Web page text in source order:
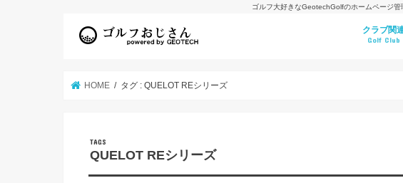
ゴルフ大好きなGeotechGolfのホームページ
クラブ関
Golf Club
HOME タグ : QUELOT REシリーズ
QUELOT REシリーズ